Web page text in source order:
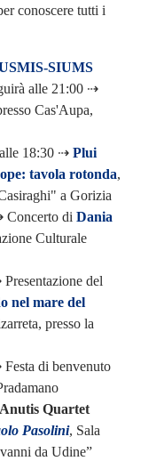
conoscere tutti i
SIUMS
alle 21:00 ⇢
Cas'Aupa,
18:30 ⇢ Plui
tavola rotonda,
a Gorizia
Concerto di Dania
Culturale
del
nel mare del
presso la
di benvenuto
Quartet
Pasolini, Sala
da Udine”